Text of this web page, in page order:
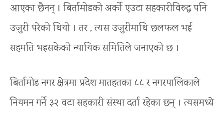
आएका छैनन् । बिर्तामोडको अर्को एउटा सहकारीविरुद्ध पनि
उजुरी परेको थियो । तर , त्यस उजुरीमाथि छलफल भई
सहमति भइसकेको न्यायिक समितिले जनाएको छ ।
बिर्तामोड नगर क्षेत्रमा प्रदेश मातहतका ८८ र नगरपालिकाले
नियमन गर्ने ३२ वटा सहकारी संस्था दर्ता रहेका छन् । त्यसमध्ये